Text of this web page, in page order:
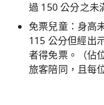
過 150 公分之未
免票兒童：身高
115 公分但經出
者得免票。（佔
旅客陪同，且每